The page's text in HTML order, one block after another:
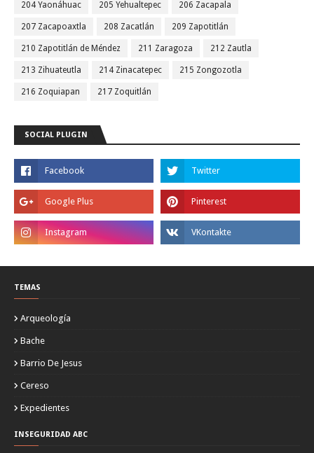
204 Yaonáhuac 205 Yehualtepec 206 Zacapala
207 Zacapoaxtla 208 Zacatlán 209 Zapotitlán
210 Zapotitlán de Méndez 211 Zaragoza 212 Zautla
213 Zihuateutla 214 Zinacatepec 215 Zongozotla
216 Zoquiapan 217 Zoquitlán
SOCIAL PLUGIN
TEMAS
Arqueología
Bache
Barrio De Jesus
Cereso
Expedientes
INSEGURIDAD ABC